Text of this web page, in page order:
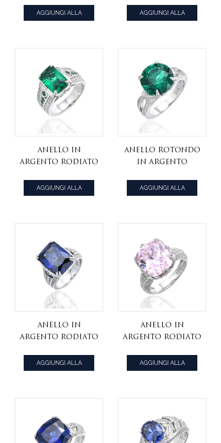
forma ovale e
zirconi bianchi
AGGIUNGI ALLA
giallo a forma
di pera e zirconi
AGGIUNGI ALLA
Anello in
argento rodiato
nano nano
verde e zirconi
AGGIUNGI ALLA
Anello rotondo
in argento
nano zirconi
verdi e bianchi
AGGIUNGI ALLA
Anello in
argento rodiato
ottagonale e
zirconi bianchi
AGGIUNGI ALLA
Anello in
argento rodiato
cuscino rosa e
zirconi bianchi
AGGIUNGI ALLA